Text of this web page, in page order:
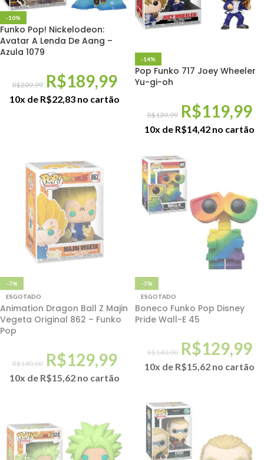
-10%
Funko Pop! Nickelodeon:
Avatar A Lenda De Aang –
Azula 1079
R$209,99 R$189,99
10x de R$22,83 no cartão
-14%
Pop Funko 717 Joey Wheeler
Yu-gi-oh
R$139,99 R$119,99
10x de R$14,42 no cartão
-7%
ESGOTADO
Animation Dragon Ball Z Majin
Vegeta Original 862 – Funko
Pop
R$140,00 R$129,99
10x de R$15,62 no cartão
-7%
ESGOTADO
Boneco Funko Pop Disney
Pride Wall-E 45
R$140,00 R$129,99
10x de R$15,62 no cartão